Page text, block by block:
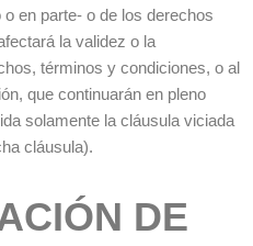
en parte- o de los derechos
la validez o la
términos y condiciones, o al
que continuarán en pleno
solamente la cláusula viciada
cláusula).
DE